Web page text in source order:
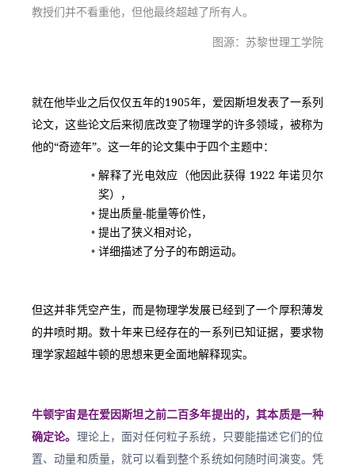
教授们并不看重他，但他最终超越了所有人。
图源：苏黎世理工学院
就在他毕业之后仅仅五年的1905年，爱因斯坦发表了一系列
论文，这些论文后来彻底改变了物理学的许多领域，被称为
他的“奇迹年”。这一年的论文集中于四个主题中：
解释了光电效应（他因此获得 1922 年诺贝尔
奖），
提出质量-能量等价性，
提出了狭义相对论，
详细描述了分子的布朗运动。
但这并非凭空产生，而是物理学发展已经到了一个厚积薄发
的井喷时期。数十年来已经存在的一系列已知证据，要求物
理学家超越牛顿的思想来更全面地解释现实。
牛顿宇宙是在爱因斯坦之前二百多年提出的，其本质是一种
确定论。 理论上，面对任何粒子系统，只要能描述它们的位
置、动量和质量，就可以看到整个系统如何随时间演变。凭